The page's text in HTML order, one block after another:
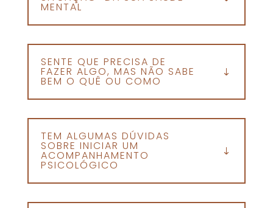
MENTAL
SENTE QUE PRECISA DE
FAZER ALGO, MAS NÃO SABE
BEM O QUÊ OU COMO
TEM ALGUMAS DÚVIDAS
SOBRE INICIAR UM
ACOMPANHAMENTO
PSICOLÓGICO